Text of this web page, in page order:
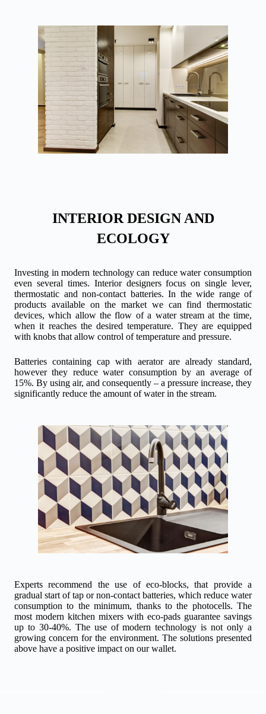
INTERIOR DESIGN AND
ECOLOGY
Investing in modern technology can reduce water consumption
even several times. Interior designers focus on single lever,
thermostatic and non-contact batteries. In the wide range of
products available on the market we can find thermostatic
devices, which allow the flow of a water stream at the time,
when it reaches the desired temperature. They are equipped
with knobs that allow control of temperature and pressure.
Batteries containing cap with aerator are already standard,
however they reduce water consumption by an average of
15%. By using air, and consequently – a pressure increase, they
significantly reduce the amount of water in the stream.
Experts recommend the use of eco-blocks, that provide a
gradual start of tap or non-contact batteries, which reduce water
consumption to the minimum, thanks to the photocells. The
most modern kitchen mixers with eco-pads guarantee savings
up to 30-40%. The use of modern technology is not only a
growing concern for the environment. The solutions presented
above have a positive impact on our wallet.